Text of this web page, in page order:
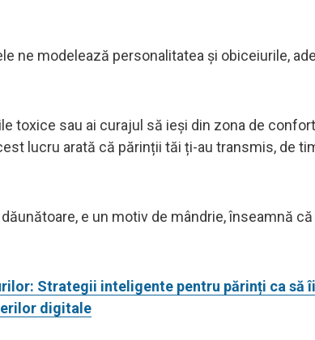
ne modelează personalitatea și obiceiurile,
toxice sau ai curajul să ieși din zona de
lucru arată că părinții tăi ți-au transmis, de
e un motiv de mândrie, înseamnă
Strategii inteligente pentru părinți ca să
digitale